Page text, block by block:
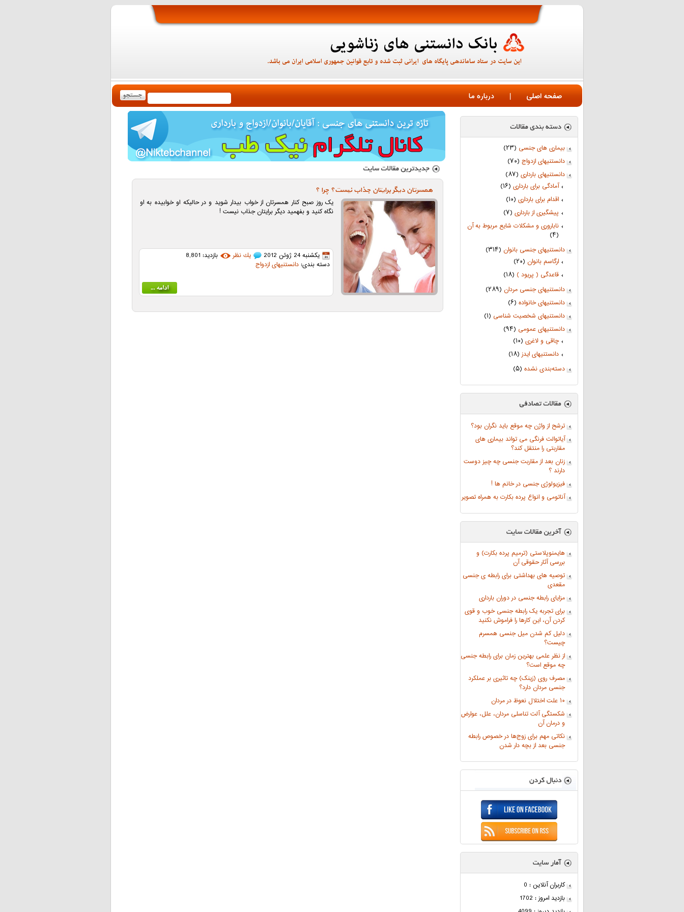
صفحه اصلی | درباره ما
بیماری های جنسی (۲۳)
دانستنیهای ازدواج (۷۰)
دانستنیهای بارداری (۸۷)
آمادگی برای بارداری (۱۶)
اقدام برای بارداری (۱۰)
پیشگیری از بارداری (۷)
ناباروری و مشکلات شایع مربوط به آن
(۴)
دانستنیهای جنسی بانوان (۳۱۴)
ارگاسم بانوان (۲۰)
قاعدگی ( پریود ) (۱۸)
دانستنیهای جنسی مردان (۲۸۹)
دانستنیهای خانواده (۶)
دانستنیهای شخصیت شناسی (۱)
دانستنیهای عمومی (۹۴)
چاقی و لاغری (۱۰)
دانستنیهای ایدز(۱۸)
دسته‌بندی نشده (۵)
ترشح از واژن چه موقع باید نگران بود؟
آیاتوالت فرنگی می تواند بیماری های
مقاربتی را منتقل کند؟
زنان بعد از مقاربت جنسی چه چیز دوست
دارند ؟
فیزیولوژی جنسی در خانم ها !
آناتومی و انواع پرده بکارت به همراه تصویر
هایمنوپلاستی (ترمیم پرده بکارت) و
بررسی آثار حقوقی آن
توصیه های بهداشتی برای رابطه ی جنسی
مقعدی
مزایای رابطه جنسی در دوران بارداری
برای تجربه یک رابطه جنسی خوب و قوی
کردن آن، این کارها را فراموش نکنید
دلیل کم شدن میل جنسی همسرم
چیست؟
از نظر علمی بهترین زمان برای رابطه جنسی
چه موقع است؟
مصرف روی (زینک) چه تاثیری بر عملکرد
جنسی مردان دارد؟
۱۰ علت اختلال نعوظ در مردان
شکستگی آلت تناسلی مردان، علل، عوارض
و درمان آن
نکاتی مهم برای زوج‌ها در خصوص رابطه
جنسی بعد از بچه دار شدن
کاربران آنلاین : 0
بازدید امروز : 1702
همسرتان دیگر برایتان جذاب نیست؟ چرا ؟
یک روز صبح کنار همسرتان از خواب بیدار شوید و در حالیکه او خوابیده به او
نگاه کنید و بفهمید دیگر برایتان جذاب نیست !
یکشنبه 24 ژوئن 2012 يك نظر
بازدید: 8,801
دسته بندی:دانستنیهای ازدواج